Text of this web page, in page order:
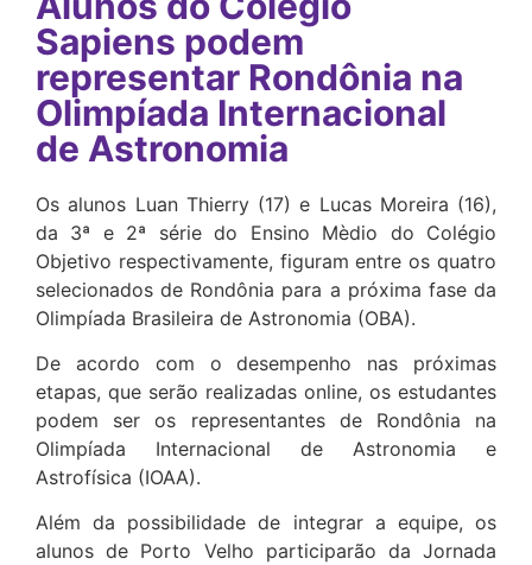
Sapiens podem
representar Rondônia na
Olimpíada Internacional
de Astronomia
Os alunos Luan Thierry (17) e Lucas Moreira (16),
da 3ª e 2ª série do Ensino Mèdio do Colégio
Objetivo respectivamente, figuram entre os quatro
selecionados de Rondônia para a próxima fase da
Olimpíada Brasileira de Astronomia (OBA).
De acordo com o desempenho nas próximas
etapas, que serão realizadas online, os estudantes
podem ser os representantes de Rondônia na
Olimpíada Internacional de Astronomia e
Astrofísica (IOAA).
Além da possibilidade de integrar a equipe, os
alunos de Porto Velho participarão da Jornada